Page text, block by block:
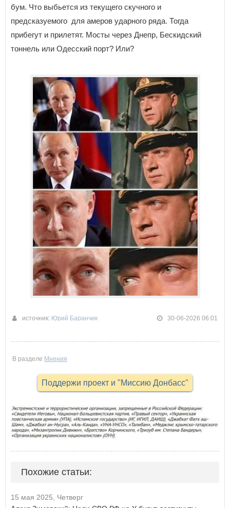
бум. Что выбьется из текущего скучного и
предсказуемого для амеров ударного ряда. Тогда
прибегут и прилетят. Мосты через Днепр, Бескидский
тоннель или Одесский порт? Или?
источник: Юрий Баранчик 30-06-2026 06:01
В разделе Мнения
Поддержи проект и "Миссию Донбасс"
Похожие статьи:
15 мая 2025, Четверг